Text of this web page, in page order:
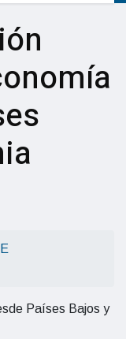
Países Bajos y